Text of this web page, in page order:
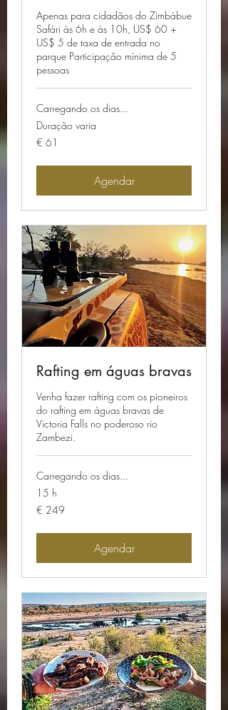
Apenas para cidadãos do Zimbábue
Safári às 6h e às 10h, US$ 60 +
US$ 5 de taxa de entrada no
parque Participação mínima de 5
pessoas
Carregando os dias...
Duração varia
61
Euros
€ 61
Agendar
Rafting em águas bravas
Venha fazer rafting com os pioneiros
do rafting em águas bravas de
Victoria Falls no poderoso rio
Zambezi.
Carregando os dias...
15 h
249
Euros
€ 249
Agendar